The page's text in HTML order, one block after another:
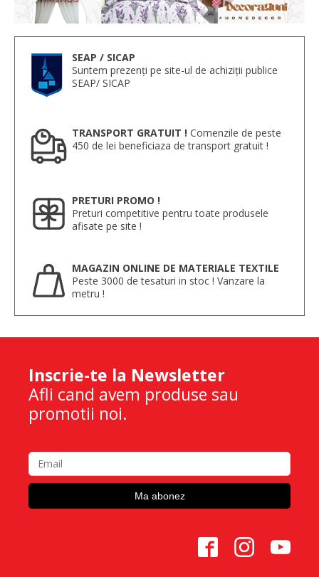
SEAP / SICAP
Suntem prezenți pe site-ul de achiziții publice
SEAP/ SICAP
TRANSPORT GRATUIT ! Comenzile de peste
450 de lei beneficiaza de transport gratuit !
PRETURI PROMO !
Preturi competitive pentru toate produsele
afisate pe site !
MAGAZIN ONLINE DE MATERIALE TEXTILE
Peste 3000 de tesaturi in stoc ! Vanzare la
metru !
Inscrie-te la Newsletter
Afli cand avem produse sau
promotii noi.